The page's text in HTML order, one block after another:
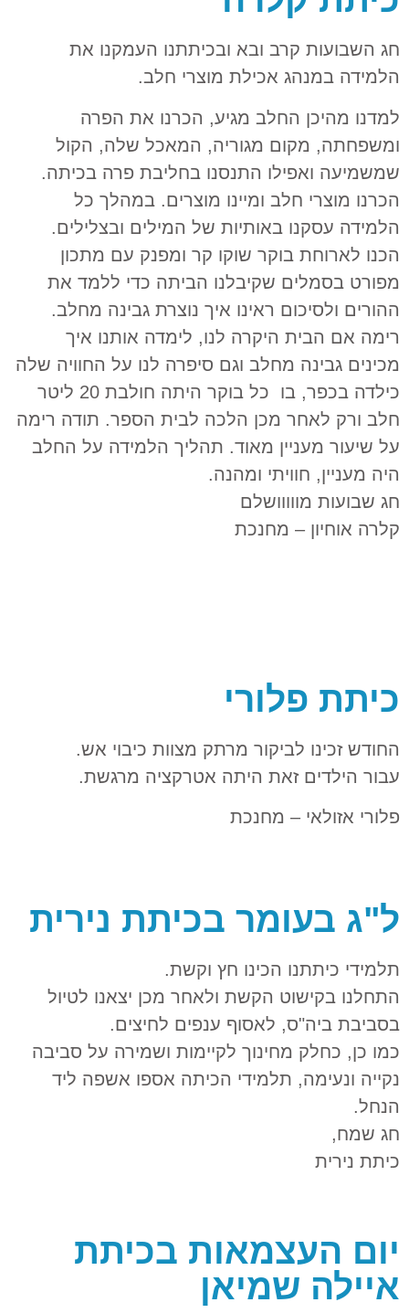
חג השבועות קרב ובא ובכיתתנו העמקנו את
הלמידה במנהג אכילת מוצרי חלב.
למדנו מהיכן החלב מגיע, הכרנו את הפרה
ומשפחתה, מקום מגוריה, המאכל שלה, הקול
שמשמיעה ואפילו התנסנו בחליבת פרה בכיתה.
הכרנו מוצרי חלב ומיינו מוצרים. במהלך כל
הלמידה עסקנו באותיות של המילים ובצלילים.
הכנו לארוחת בוקר שוקו קר ומפנק עם מתכון
מפורט בסמלים שקיבלנו הביתה כדי ללמד את
ההורים ולסיכום ראינו איך נוצרת גבינה מחלב.
רימה אם הבית היקרה לנו, לימדה אותנו איך
מכינים גבינה מחלב וגם סיפרה לנו על החוויה שלה
כילדה בכפר, בו כל בוקר היתה חולבת 20 ליטר
חלב ורק לאחר מכן הלכה לבית הספר. תודה רימה
על שיעור מעניין מאוד. תהליך הלמידה על החלב
היה מעניין, חוויתי ומהנה.
חג שבועות מווווושלם
קלרה אוחיון – מחנכת
כיתת פלורי
החודש זכינו לביקור מרתק מצוות כיבוי אש.
עבור הילדים זאת היתה אטרקציה מרגשת.
פלורי אזולאי – מחנכת
ל"ג בעומר בכיתת נירית
תלמידי כיתתנו הכינו חץ וקשת.
התחלנו בקישוט הקשת ולאחר מכן יצאנו לטיול
בסביבת ביה"ס, לאסוף ענפים לחיצים.
כמו כן, כחלק מחינוך לקיימות ושמירה על סביבה
נקייה ונעימה, תלמידי הכיתה אספו אשפה ליד
הנחל.
חג שמח,
כיתת נירית
יום העצמאות בכיתת
איילה שמיאן